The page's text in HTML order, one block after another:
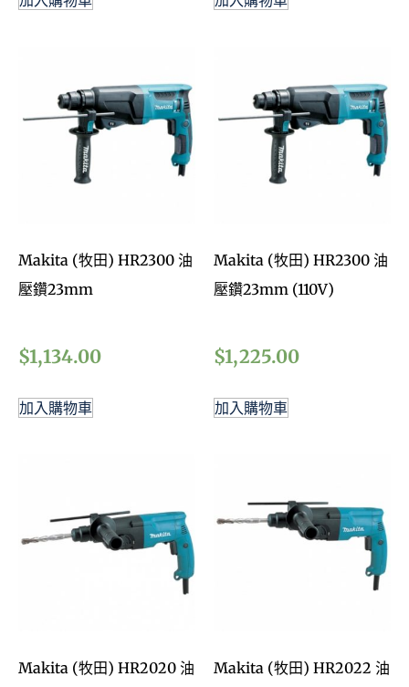
Makita (牧田) HR2300 油
壓鑽23mm
$1,134.00
加入購物車
Makita (牧田) HR2300 油
壓鑽23mm (110V)
$1,225.00
加入購物車
Makita (牧田) HR2020 油
Makita (牧田) HR2022 油